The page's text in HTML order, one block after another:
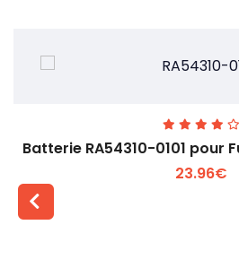
Batterie RA54310-0101 pour
23.96€